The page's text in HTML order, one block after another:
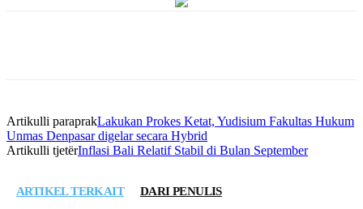
Artikulli paraprakLakukan Prokes Ketat, Yudisium Fakultas Hukum
Unmas Denpasar digelar secara Hybrid
Artikulli tjetërInflasi Bali Relatif Stabil di Bulan September
ARTIKEL TERKAIT DARI PENULIS